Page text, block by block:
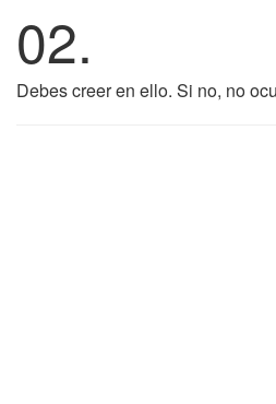
02.
Debes creer en ello. Si no, no